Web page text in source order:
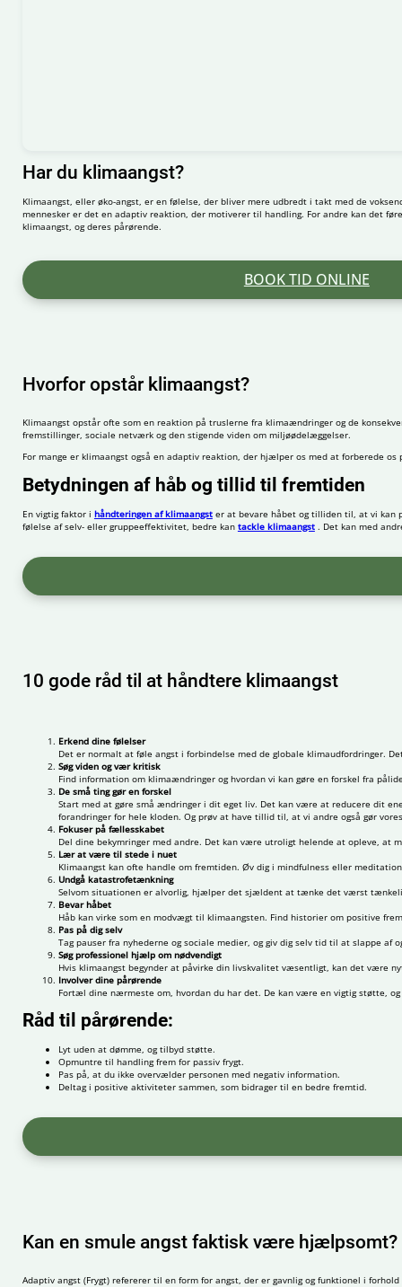
Har du klimaangst?
Klimaangst, eller øko-angst, er en følelse, der bliver mere udbredt i takt med de
mennesker er det en adaptiv reaktion, der motiverer til handling. For andre kan det
klimaangst, og deres pårørende.
BOOK TID ONLINE
Hvorfor opstår klimaangst?
Klimaangst opstår ofte som en reaktion på truslerne fra klimaændringer og de
fremstillinger, sociale netværk og den stigende viden om miljøødelæggelser.
For mange er klimaangst også en adaptiv reaktion, der hjælper os med at forberede
Betydningen af håb og tillid til fremtiden
En vigtig faktor i håndteringen af klimaangster at bevare håbet og tilliden til, at vi kan
følelse af selv- eller gruppeeffektivitet, bedre kan tackle klimaangst. Det kan med
10 gode råd til at håndtere klimaangst
Erkend dine følelser
Det er normalt at føle angst i forbindelse med de globale klimaudfordringer.
Søg viden og vær kritisk
Find information om klimaændringer og hvordan vi kan gøre en forskel fra
De små ting gør en forskel
Start med at gøre små ændringer i dit eget liv. Det kan være at reducere dit
forandringer for hele kloden. Og prøv at have tillid til, at vi andre også gør
Fokuser på fællesskabet
Del dine bekymringer med andre. Det kan være utroligt helende at opleve,
Lær at være til stede i nuet
Klimaangst kan ofte handle om fremtiden. Øv dig i mindfulness eller
Undgå katastrofetænkning
Selvom situationen er alvorlig, hjælper det sjældent at tænke det værst
Bevar håbet
Håb kan virke som en modvægt til klimaangsten. Find historier om positive
Pas på dig selv
Tag pauser fra nyhederne og sociale medier, og giv dig selv tid til at slappe
Søg professionel hjælp om nødvendigt
Hvis klimaangst begynder at påvirke din livskvalitet væsentligt, kan det være
Involver dine pårørende
Fortæl dine nærmeste om, hvordan du har det. De kan være en vigtig støtte,
Råd til pårørende:
Lyt uden at dømme, og tilbyd støtte.
Opmuntre til handling frem for passiv frygt.
Pas på, at du ikke overvælder personen med negativ information.
Deltag i positive aktiviteter sammen, som bidrager til en bedre fremtid.
Kan en smule angst faktisk være hjælpsomt?
Adaptiv angst (Frygt) refererer til en form for angst, der er gavnlig og funktionel i